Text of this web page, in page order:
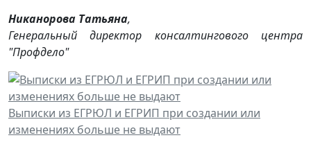
Никанорова Татьяна,
Генеральный директор консалтингового центра
"Профдело"
Выписки из ЕГРЮЛ и ЕГРИП при создании или
изменениях больше не выдают